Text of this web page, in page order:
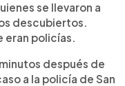
se llevaron a
descubiertos.
eran policías.
después de
a la policía de San